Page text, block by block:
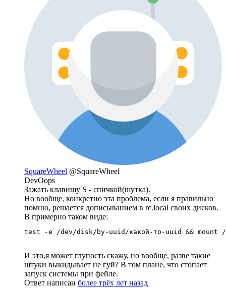
SquareWheel @SquareWheel
DevOops
Зажать клавишу S - спичкой(шутка).
Но вообще, конкретно эта проблема, если я правильно
помню, решается дописыванием в rc.local своих дисков.
В примерно таком виде:
test -e /dev/disk/by-uuid/какой-то-uuid && mount /
И это,я может глупость скажу, но вообще, разве такие
штуки выкидывает не гуй? В том плане, что стопает
запуск системы при фейле.
Ответ написан более трёх лет назад